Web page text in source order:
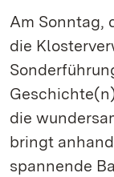
Am Sonntag,
die
die
bringt
spannende